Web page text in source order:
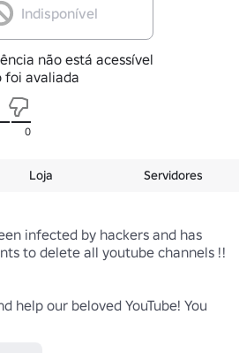
Indisponível
não está acessível
foi avaliada
0
Loja Servidores
infected by hackers and has
to delete all youtube channels !!
help our beloved YouTube! You